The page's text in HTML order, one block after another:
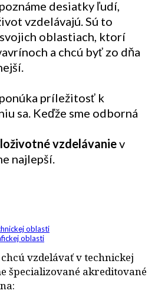
desiatky ľudí,
vzdelávajú. Sú to
oblastiach, ktorí
a chcú byť zo dňa
príležitosť k
sa. Keďže sme odborná
vzdelávaniev
najlepší.
oblasti
oblasti
vzdelávať v technickej
špecializované akreditované